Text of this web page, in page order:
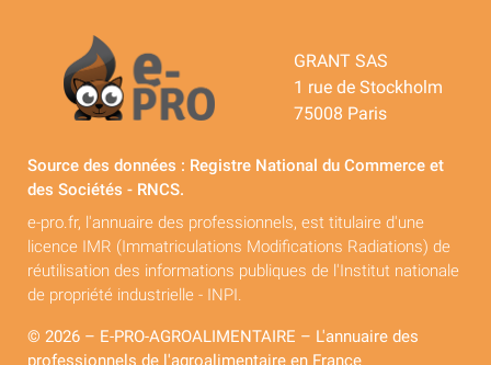
GRANT SAS
1 rue de Stockholm
75008 Paris
Source des données : Registre National du Commerce et
des Sociétés - RNCS.
e-pro.fr, l'annuaire des professionnels, est titulaire d'une
licence IMR (Immatriculations Modifications Radiations) de
réutilisation des informations publiques de l'Institut nationale
de propriété industrielle - INPI.
© 2026 – E-PRO-AGROALIMENTAIRE – L'annuaire des
professionnels de l'agroalimentaire en France